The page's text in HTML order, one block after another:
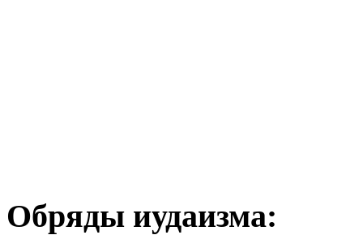
Обряды иудаизма: